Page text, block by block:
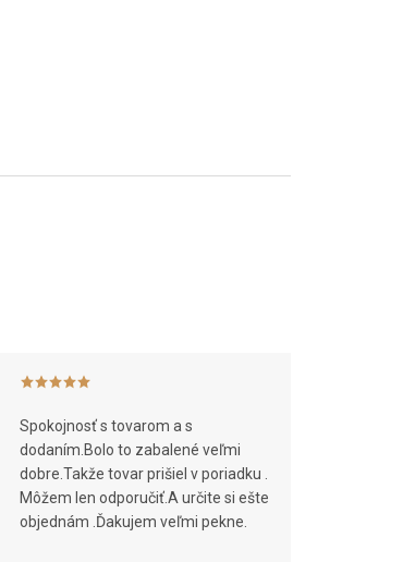
Spokojnosť s tovarom a s
dodaním.Bolo to zabalené veľmi
dobre.Takže tovar prišiel v poriadku .
Môžem len odporučiť.A určite si ešte
objednám .Ďakujem veľmi pekne.